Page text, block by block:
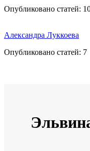
Опубликовано статей:
Александра Луккоева
Опубликовано статей: 7